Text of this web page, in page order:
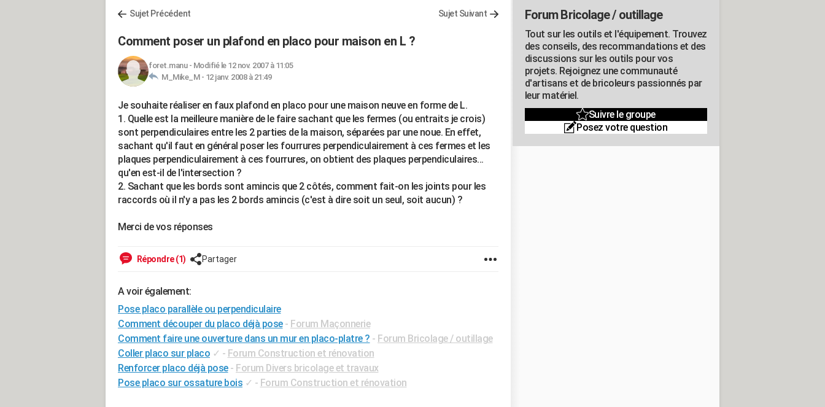
Sujet Précédent Sujet Suivant
Comment poser un plafond en placo pour maison en L ?
foret.manu- Modifié le 12 nov. 2007 à 11:05
M_Mike_M - 12 janv. 2008 à 21:49
Je souhaite réaliser en faux plafond en placo pour une maison neuve en forme de L.
1. Quelle est la meilleure manière de le faire sachant que les fermes (ou entraits je crois)
sont perpendiculaires entre les 2 parties de la maison, séparées par une noue. En effet,
sachant qu'il faut en général poser les fourrures perpendiculairement à ces fermes et les
plaques perpendiculairement à ces fourrures, on obtient des plaques perpendiculaires...
qu'en est-il de l'intersection ?
2. Sachant que les bords sont amincis que 2 côtés, comment fait-on les joints pour les
raccords où il n'y a pas les 2 bords amincis (c'est à dire soit un seul, soit aucun) ?
Merci de vos réponses
Répondre (1) Partager
A voir également:
Pose placo parallèle ou perpendiculaire
Comment découper du placo déjà pose - Forum Maçonnerie
Comment faire une ouverture dans un mur en placo-platre ? - Forum Bricolage / outillage
Coller placo sur placo ✓ - Forum Construction et rénovation
Renforcer placo déjà pose - Forum Divers bricolage et travaux
Pose placo sur ossature bois ✓ - Forum Construction et rénovation
Forum Bricolage / outillage
Tout sur les outils et l'équipement. Trouvez
des conseils, des recommandations et des
discussions sur les outils pour vos
projets. Rejoignez une communauté
d'artisans et de bricoleurs passionnés par
leur matériel.
Suivre le groupe
Posez votre question